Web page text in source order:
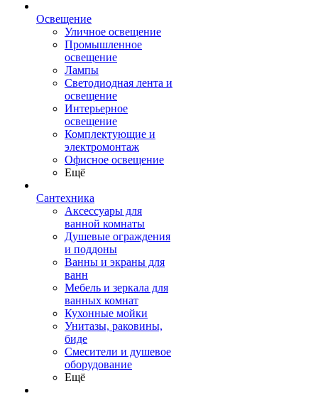
Освещение
Уличное освещение
Промышленное
освещение
Лампы
Светодиодная лента и
освещение
Интерьерное
освещение
Комплектующие и
электромонтаж
Офисное освещение
Ещё
Сантехника
Аксессуары для
ванной комнаты
Душевые ограждения
и поддоны
Ванны и экраны для
ванн
Мебель и зеркала для
ванных комнат
Кухонные мойки
Унитазы, раковины,
биде
Смесители и душевое
оборудование
Ещё